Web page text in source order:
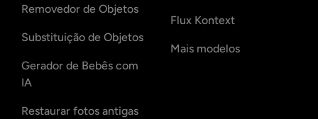
Removedor de Objetos
Substituição de Objetos
Gerador de Bebês com
IA
Restaurar fotos antigas
Flux Kontext
Mais modelos